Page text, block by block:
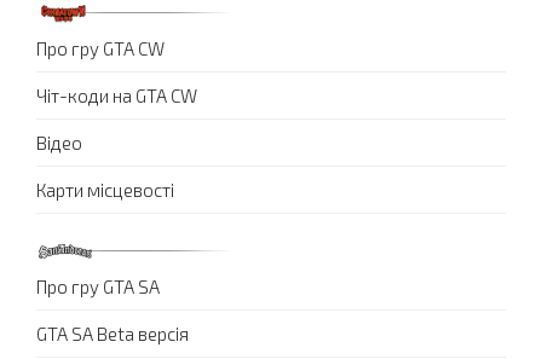
Про гру GTA CW
Чіт-коди на GTA CW
Відео
Карти місцевості
Про гру GTA SA
GTA SA Beta версія